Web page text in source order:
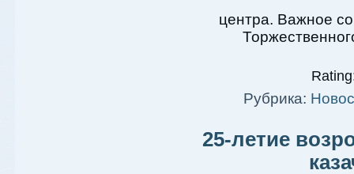
центра. Важное
Рубрика:
25-летие